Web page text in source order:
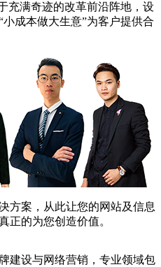
充满奇迹的改革前沿阵地，设
成本做大生意”为客户提供合
方案，从此让您的网站及信息
正的为您创造价值。
设与网络营销，专业领域包